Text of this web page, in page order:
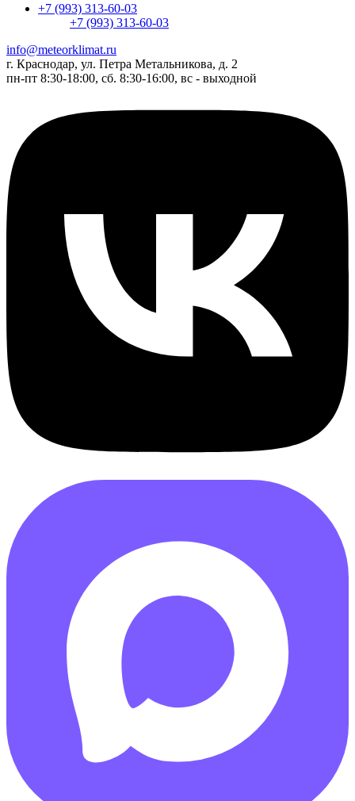
+7 (993) 313-60-03
+7 (993) 313-60-03
info@meteorklimat.ru
г. Краснодар, ул. Петра Метальникова, д. 2
пн-пт 8:30-18:00, сб. 8:30-16:00, вс - выходной